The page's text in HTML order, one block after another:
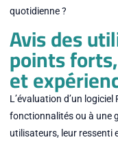
quotidienne ?
Avis des
points
et
L’évaluation d’un
fonctionnalités ou à une
utilisateurs, leur ressenti